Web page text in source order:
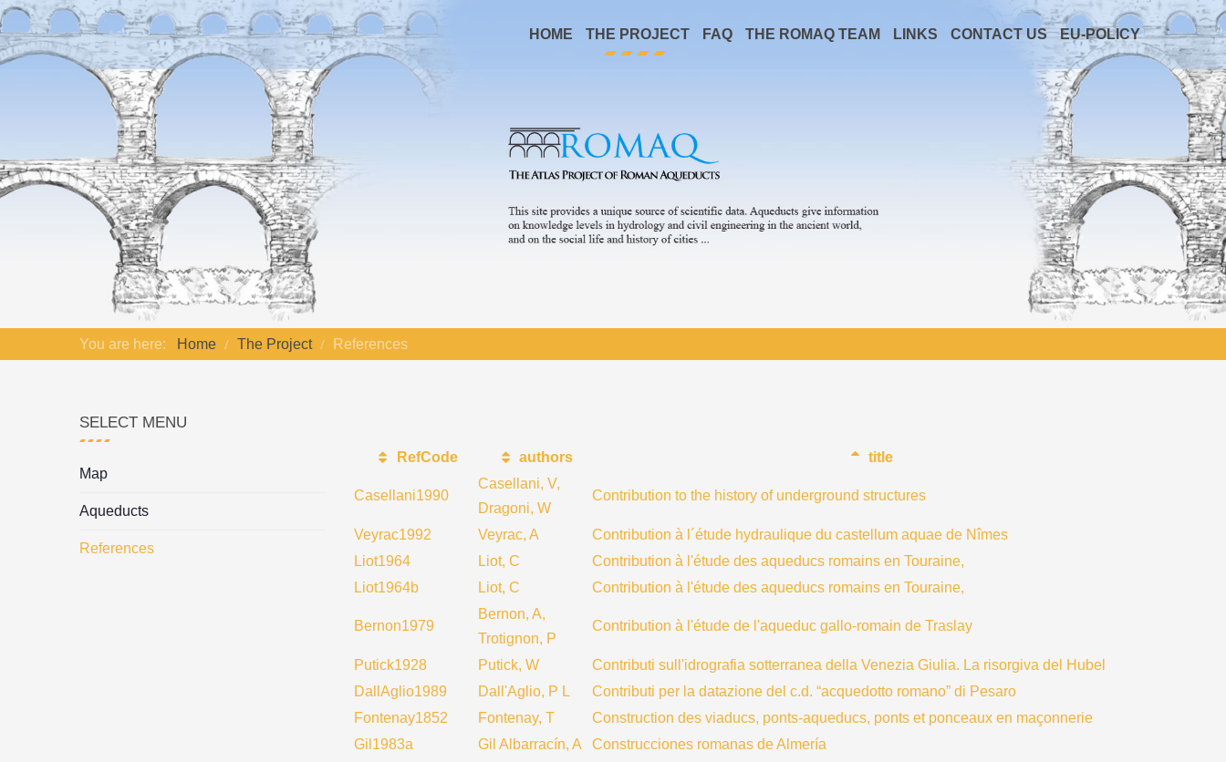
HOME THE PROJECT FAQ THE ROMAQ TEAM LINKS CONTACT US EU-POLICY
You are here: Home The Project References
RefCode authors title
Casellani1990
Casellani, V,
Dragoni, W
Contribution to the history of underground structures
Veyrac1992 Veyrac, A
Contribution à l´étude hydraulique du castellum aquae de Nîmes
Liot1964
Liot, C
Contribution à l'étude des aqueducs romains en Touraine,
Liot1964b
Liot, C Contribution à l'étude des aqueducs romains en Touraine,
Bernon1979
Bernon, A,
Trotignon, P
Contribution à l'étude de l'aqueduc gallo-romain de Traslay
Putick1928 Putick, W
Contributi sull'idrografia sotterranea della Venezia Giulia. La risorgiva del Hubel
DallAglio1989
Dall'Aglio, P L
Contributi per la datazione del c.d. “acquedotto romano” di Pesaro
Fontenay1852
Fontenay, T
Construction des viaducs, ponts-aqueducs, ponts et ponceaux en maçonnerie
Gil1983a
Gil Albarracín, A Construcciones romanas de Almería
SELECT MENU
Map
Aqueducts
References